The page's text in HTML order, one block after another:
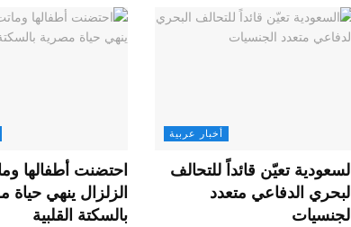
أخبار عربية
السعودية تعيّن قائداً للتحالف
البحري الدفاعي متعدد
الجنسيات
احتضنت أطفالها
الزلزال ينهي حياة
بالسكتة القلبية